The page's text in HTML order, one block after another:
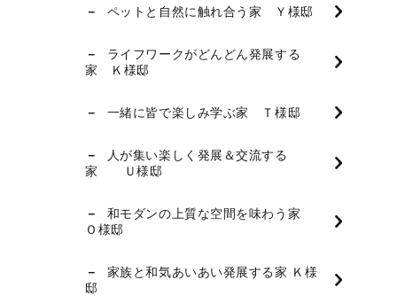
ペットと自然に触れ合う家 Ｙ様邸
ライフワークがどんどん発展する
家 Ｋ様邸
一緒に皆で楽しみ学ぶ家 Ｔ様邸
人が集い楽しく発展＆交流する
家 Ｕ様邸
和モダンの上質な空間を味わう家
Ｏ様邸
家族と和気あいあい発展する家 Ｋ様
邸